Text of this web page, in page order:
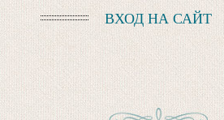
ВХОД НА САЙТ